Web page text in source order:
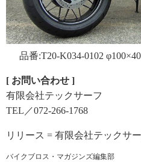
品番:T20-K034-0102
[ お問い合わせ ]
有限会社テックサーフ
TEL／072-266-1768
リリース = 有限会社テックサ
バイクブロス・マガジンズ編集部